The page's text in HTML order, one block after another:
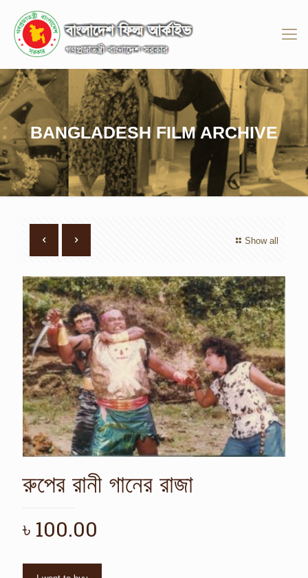
BANGLADESH FILM ARCHIVE
Show all
রুপের রানী গানের রাজা
৳ 100.00